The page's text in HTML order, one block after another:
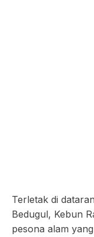
Terletak di
Bedugul, Kebun
pesona alam